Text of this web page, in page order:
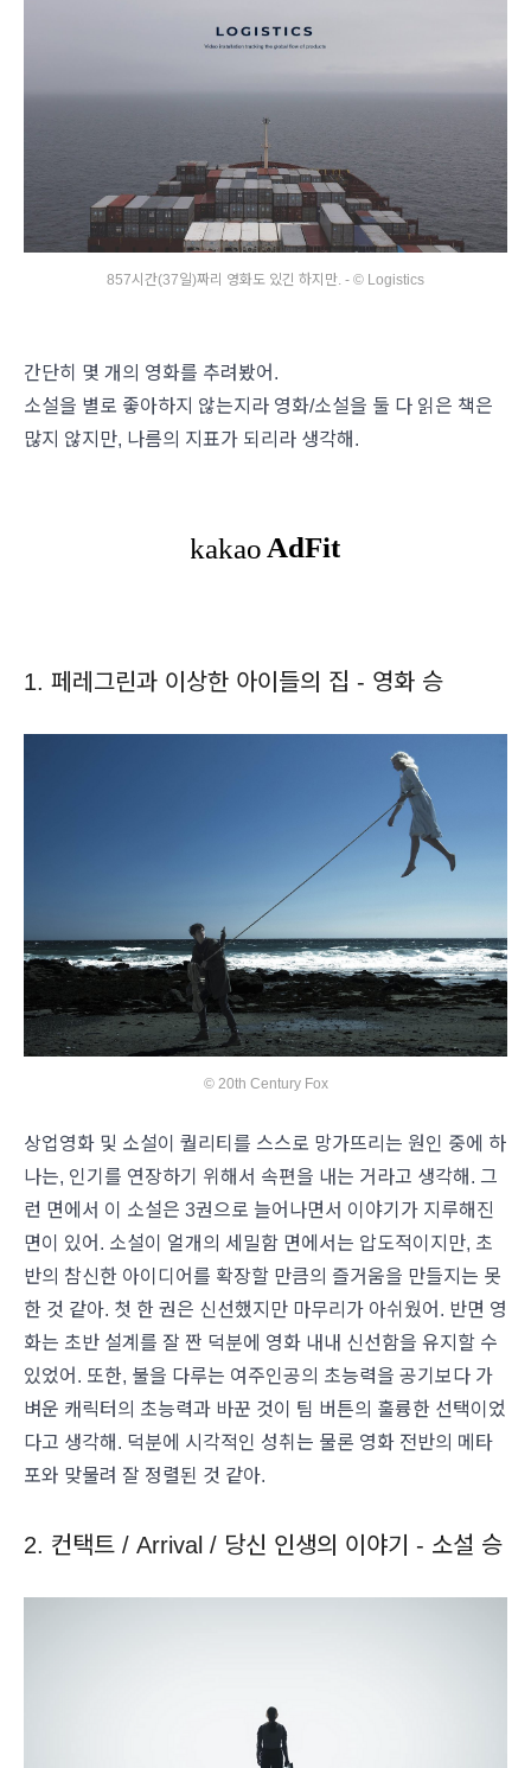
857시간(37일)짜리 영화도 있긴 하지만. - © Logistics
간단히 몇 개의 영화를 추려봤어.
소설을 별로 좋아하지 않는지라 영화/소설을 둘 다 읽은 책은
많지 않지만, 나름의 지표가 되리라 생각해.
1. 페레그린과 이상한 아이들의 집 - 영화 승
© 20th Century Fox
상업영화 및 소설이 퀄리티를 스스로 망가뜨리는 원인 중에 하
나는, 인기를 연장하기 위해서 속편을 내는 거라고 생각해. 그
런 면에서 이 소설은 3권으로 늘어나면서 이야기가 지루해진
면이 있어. 소설이 얼개의 세밀함 면에서는 압도적이지만, 초
반의 참신한 아이디어를 확장할 만큼의 즐거움을 만들지는 못
한 것 같아. 첫 한 권은 신선했지만 마무리가 아쉬웠어. 반면 영
화는 초반 설계를 잘 짠 덕분에 영화 내내 신선함을 유지할 수
있었어. 또한, 불을 다루는 여주인공의 초능력을 공기보다 가
벼운 캐릭터의 초능력과 바꾼 것이 팀 버튼의 훌륭한 선택이었
다고 생각해. 덕분에 시각적인 성취는 물론 영화 전반의 메타
포와 맞물려 잘 정렬된 것 같아.
2. 컨택트 / Arrival / 당신 인생의 이야기 - 소설 승